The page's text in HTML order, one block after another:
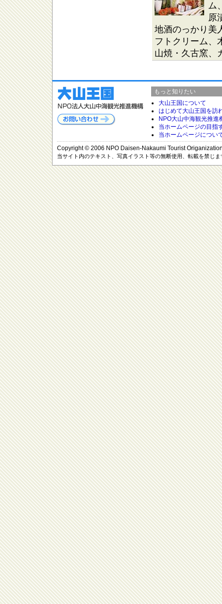
ム
原
地酒のっかり美
フトクリーム、
山焼・久古窯、
もっと知りたい
大山王国について
はじめて大山王国を訪
NPO大山中海観光推進
当ホームページの目指
当ホームページについ
Copyright © 2006 NPO Daisen-Nakaumi Tourist
当サイト内のテキスト、写真イラスト等の無断使用、転載を禁じま